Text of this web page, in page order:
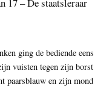
ging de bediende eens
vuisten tegen zijn borst
paarsblauw en zijn mond